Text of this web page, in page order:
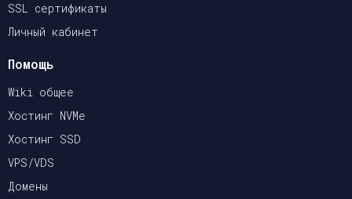
SSL сертификаты
Личный кабинет
Помощь
Wiki общее
Хостинг NVMe
Хостинг SSD
VPS/VDS
Домены